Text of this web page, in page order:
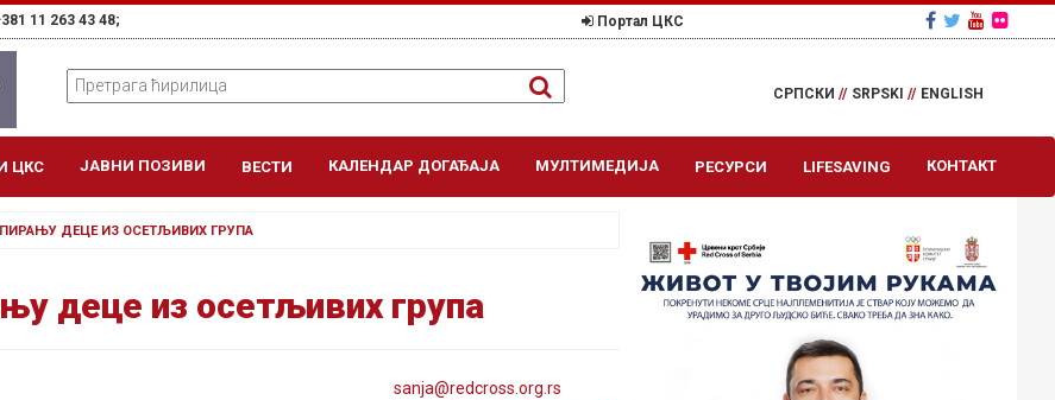
11 263 43 48; Портал ЦКС
СРПСКИ // SRPSKI // ENGLISH
ЦКС ЈАВНИ ПОЗИВИ ВЕСТИ КАЛЕНДАР ДОГАЂАЈА МУЛТИМЕДИЈА РЕСУРСИ LIFESAVING КОНТАКТ
ДЕЦЕ ИЗ ОСЕТЉИВИХ ГРУПА
деце из осетљивих група
sanja@redcross .org .rs